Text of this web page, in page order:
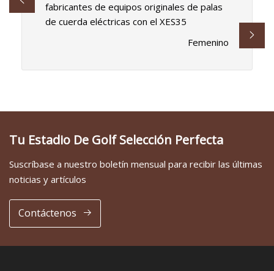
fabricantes de equipos originales de palas
de cuerda eléctricas con el XES35
Femenino
Tu Estadio De Golf Selección Perfecta
Suscríbase a nuestro boletín mensual para recibir las últimas
noticias y artículos
Contáctenos